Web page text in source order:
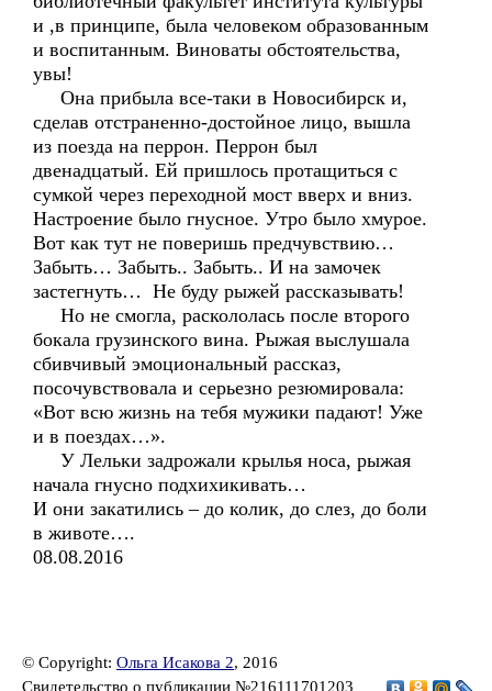
и ,в принципе, была человеком образованным
и воспитанным. Виноваты обстоятельства,
увы!
Она прибыла все-таки в Новосибирск и,
сделав отстраненно-достойное лицо, вышла
из поезда на перрон. Перрон был
двенадцатый. Ей пришлось протащиться с
сумкой через переходной мост вверх и вниз.
Настроение было гнусное. Утро было хмурое.
Вот как тут не поверишь предчувствию…
Забыть… Забыть.. Забыть.. И на замочек
застегнуть… Не буду рыжей рассказывать!
Но не смогла, раскололась после второго
бокала грузинского вина. Рыжая выслушала
сбивчивый эмоциональный рассказ,
посочувствовала и серьезно резюмировала:
«Вот всю жизнь на тебя мужики падают! Уже
и в поездах…».
У Лельки задрожали крылья носа, рыжая
начала гнусно подхихикивать…
И они закатились – до колик, до слез, до боли
в животе….
08.08.2016
© Copyright: Ольга Исакова 2, 2016
Свидетельство о публикации №216111701203